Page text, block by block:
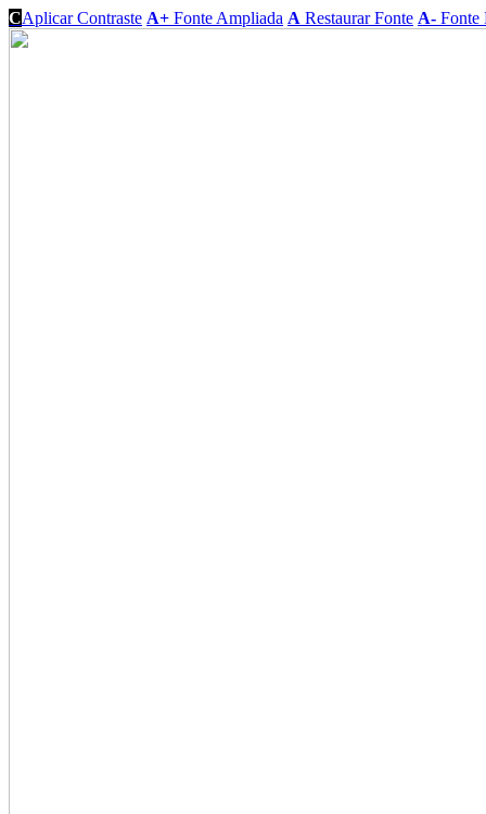
CAplicar Contraste A+ Fonte Ampliada A Restaurar Fonte A- Fonte